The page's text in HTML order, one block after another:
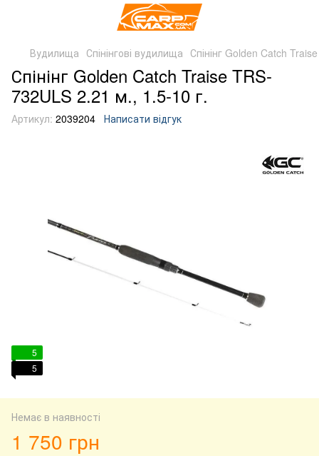
Вудилища Спінінгові вудилища Спінінг Golden Catch
Спінінг Golden Catch Traise TRS-
732ULS 2.21 м., 1.5-10 г.
Артикул: 2039204 Написати відгук
5
5
Немає в наявності
1 750 грн